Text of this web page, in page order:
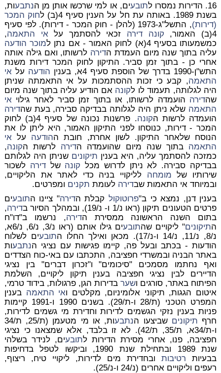
16. הדירות נמסרו ל
תובעים, או למי שרכשו אותן מן הנתבעות,
בשנת 1989. באותה עת חל על הענין סעיף 4(ב) ל
חוק המכר
(דירות)
, התשל"ג-1973 (להלן - חוק המכר - דירות). לפי סעיף
4(ב) האמור,
קונה דירה זכאי להסתמך על אי התאמה,
כמשמעותו בסעיף 4(א) לחוק האמור - אם נתן ל
מוכר הודעה
עליה בתוך שנה מיום העמדת הדירה לרשותו, ואם גילה אותה
אחרי כן - בתוך זמן סביר. התיקון לחוק המכר דירות משנת
התש"ן-1990 בדרך של הוספת סעיף 4א, בענין
הודעה על אי
התאמה, קבע כי זכות ההסתמכות על אי התאמתה שניתן
היה לגלותה, תעמוד לו לקונה אם הודיע עליה בתוך שנה מיום
שהדירה הועמדה לרשותו, או בתוך זמן סביר לאחר גילוי אי
התאמה שלא ניתן היה לגלותה בבדיקה סבירה, בעת שהדירה
הועמדה לרשות הקונה
. פרשנות נכונה של סעיף 4(ב) לחוק
המכר - דירות, כנוסחו לפני התיקון האמור, היא ליתן לו את
הנוסח שלאחר התיקון. לשון אחרת, חובת ההודעה על אי
התאמה בתוך שנה מיום שהועמדה הדירה לרשות הקונה,
כמזכה להסתמך עליה, היא בענין תיקונים שניתן היה לגלותם
בבדיקה סבירה. לא ניתן לדרוש מכל קונה שלדירה לשכור
שירותיו של מומחה לליקויי בניה כדי לאתר את הליקויים,
ובמיוחד אי התאמות שבדירה לעומת תקנים ומפרטים.
בענין דנן, נמצא כי ב"פרוטוקולקבלת הדירה" ציינו התובעים
פרטים הטעונים תיקון (ראו נ/1 ו- נ/19), ובמהלך הסיור ב
דירה,
בתום השנה הראשונה ממסירת הדירה, נרשמו ב"דו"ח
התיקונים" ליקויים שהתובע
ים גילו אותם (ראו נ/3, נ/6, נ/6א,
נ/8, נ/11, נ/14 ו-נ/17). מכאן ואילך החלו ה
תובעים לשלוח
הודעות - בכתב ובעל פה, קיימו פגישות עם נציגי הנתבעות
באתר הבניה ובמשרדי חפציבה, התכתבו עם באי-כוח הצדדים
ואף נחתמו מסמכים "סיכומים" ו"זכרון דברים" בין נציגי
הדיירים לבין נציגי חפציבה בענין תיקון ליקויים, השלמת
הפיתוח באתר, סורגים ושערבדירות הגן, פרגולות, בידוד טרמי,
איטום הגגות, תיקוני אלומיניום, מקלטים ואי התאמה בענין
המפרט הטכני (ת/28 ו-ת/29). בשנים 1990 ו-1991 קיימות
פניות בענין נזקי הגשמים לדירות וחדירת מי גשמים לדירות,
חרף תיקונים שביצעו הנתבע
ות, או מי מטעמן (ת/25, ת/34
ו-ת/34א, ת/35, ת/42). לא זו בלבד, אלא שמצאנו כי נציגי
חפציבה, פנו, אחרי מסירת הדירות לתובעים, לנידר בשלהי
שנת 1989 ובתחילת שנת 1990, וביקשו לטפל בדחיפות
בבעיות רטיבותובחדירת מים לדירות, ליקויי טיח, ריצוף,
רעפים וליקויים אחרים (נ/24 ו-נ/25).